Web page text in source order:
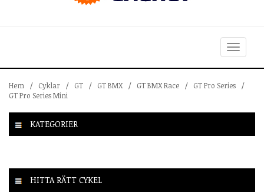
Toggle
navigation
Hem / Cyklar / GT / GT BMX / GT BMX Race / GT Pro Series
/
GT Pro Series Mini
KATEGORIER
HITTA RÄTT CYKEL